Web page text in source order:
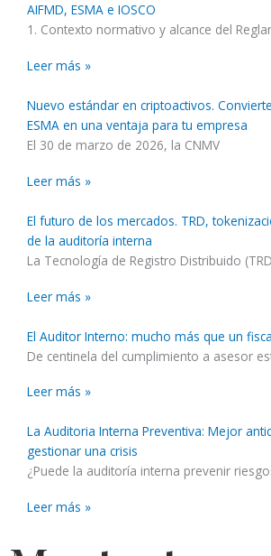
AIFMD, ESMA e IOSCO
1. Contexto normativo y alcance del
Leer más »
Nuevo estándar en criptoactivos.
ESMA en una ventaja para tu empresa
El 30 de marzo de 2026, la CNMV
Leer más »
El futuro de los mercados. TRD,
de la auditoría interna
La Tecnología de Registro Distribuido
Leer más »
El Auditor Interno: mucho más que un
De centinela del cumplimiento a asesor
Leer más »
La Auditoria Interna Preventiva: Mejor
gestionar una crisis
¿Puede la auditoría interna prevenir
Leer más »